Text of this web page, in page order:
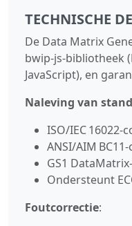
TECHNISCHE
De Data Matrix
bwip-js‑bibliotheek
JavaScript), en
Naleving van
ISO/IEC
ANSI/AIM
GS1
Ondersteunt
Foutcorrectie: